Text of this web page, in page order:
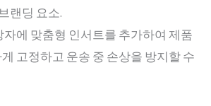
랜딩 요소.
자에 맞춤형 인서트를 추가하여 제품
고정하고 운송 중 손상을 방지할 수